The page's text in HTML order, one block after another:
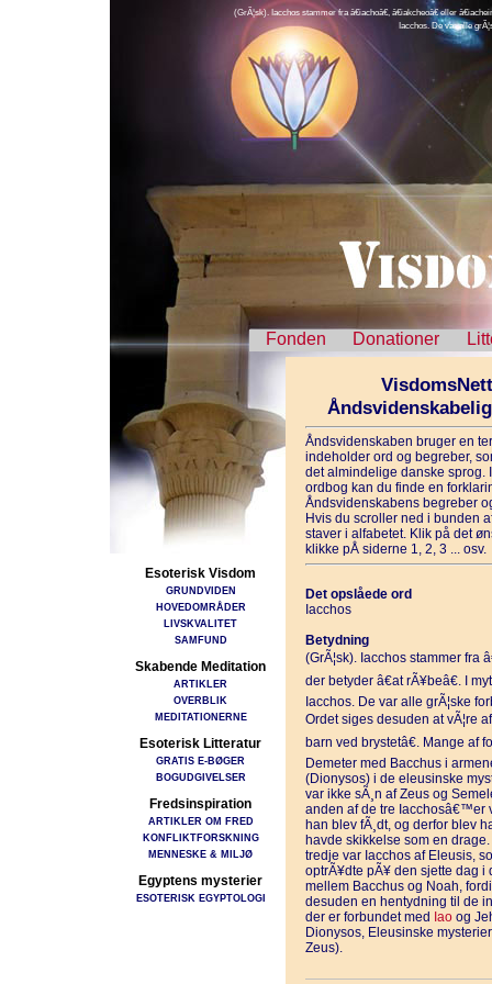
(GrÃ¦sk). Iacchos stammer fra â€iachoâ€, â€iakcheoâ€ eller
Iacchos. De var alle
Fonden Donationer
Esoterisk Visdom
GRUNDVIDEN
HOVEDOMRÅDER
LIVSKVALITET
SAMFUND
Skabende Meditation
ARTIKLER
OVERBLIK
MEDITATIONERNE
Esoterisk Litteratur
GRATIS E-BØGER
BOGUDGIVELSER
Fredsinspiration
ARTIKLER OM FRED
KONFLIKTFORSKNING
MENNESKE & MILJØ
Egyptens mysterier
ESOTERISK EGYPTOLOGI
Åndsvidenskaben bruger en
indeholder ord og begreber,
det almindelige danske sprog.
ordbog kan du finde en
Åndsvidenskabens begreber
Hvis du scroller ned i bunden
staver i alfabetet. Klik på det
klikke pÅ siderne 1, 2, 3 ... osv.
Det opslåede ord
Iacchos
Betydning
(GrÃ¦sk). Iacchos stammer fra
der betyder â€at rÃ¥beâ€. I
Iacchos. De var alle grÃ¦ske
Ordet siges desuden at vÃ¦re
barn ved brystetâ€. Mange af
Demeter med Bacchus i
(Dionysos) i de eleusinske
var ikke sÃ¸n af Zeus og
anden af de tre Iacchosâ€™er
han blev fÃ¸dt, og derfor blev
havde skikkelse som en
tredje var Iacchos af Eleusis,
optrÃ¥dte pÃ¥ den sjette dag
mellem Bacchus og Noah,
desuden en hentydning til de
der er forbundet med Iaoog
Dionysos, Eleusinske
Zeus).